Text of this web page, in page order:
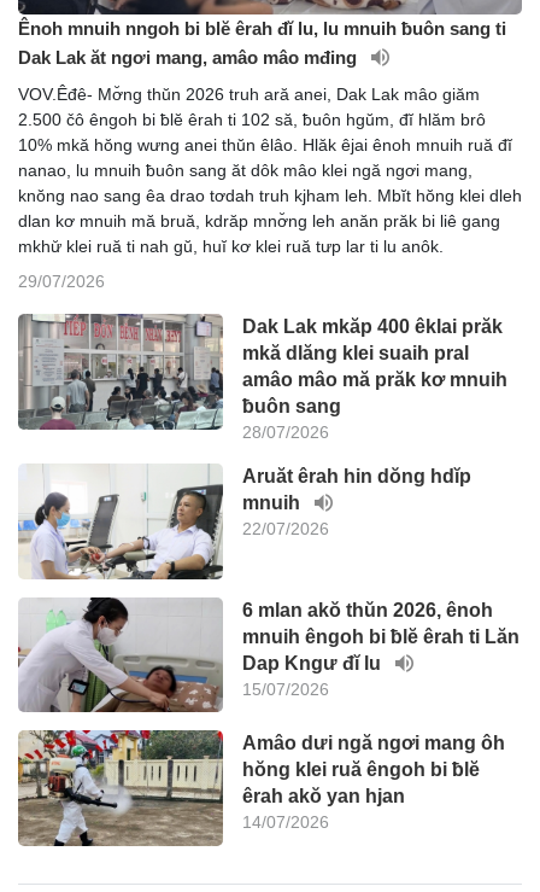
Ênoh mnuih nngoh bi blĕ êrah đĭ lu, lu mnuih ƀuôn sang ti
Dak Lak ăt ngơi mang, amâo mâo mđing
VOV.Êđê- Mơ̆ng thŭn 2026 truh ară anei, Dak Lak mâo giăm
2.500 čô êngoh bi ƀlĕ êrah ti 102 să, ƀuôn hgŭm, đĭ hlăm brô
10% mkă hŏng wưng anei thŭn êlâo. Hlăk êjai ênoh mnuih ruă đĭ
nanao, lu mnuih ƀuôn sang ăt dôk mâo klei ngă ngơi mang,
knŏng nao sang êa drao tơdah truh kjham leh. Mbĭt hŏng klei dleh
dlan kơ mnuih mă bruă, kdrăp mnơ̆ng leh anăn prăk bi liê gang
mkhư̆ klei ruă ti nah gŭ, huĭ kơ klei ruă tưp lar ti lu anôk.
29/07/2026
Dak Lak mkăp 400 êklai prăk
mkă dlăng klei suaih pral
amâo mâo mă prăk kơ mnuih
ƀuôn sang
28/07/2026
Aruăt êrah hin dŏng hdĭp
mnuih
22/07/2026
6 mlan akŏ thŭn 2026, ênoh
mnuih êngoh bi ƀlĕ êrah ti Lăn
Dap Kngư đĭ lu
15/07/2026
Amâo dưi ngă ngơi mang ôh
hŏng klei ruă êngoh bi ƀlĕ
êrah akŏ yan hjan
14/07/2026